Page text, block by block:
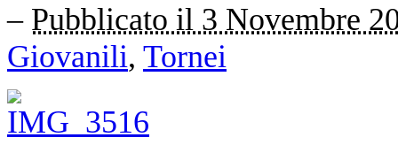
– Pubblicato il 3 Novembre
Giovanili, Tornei